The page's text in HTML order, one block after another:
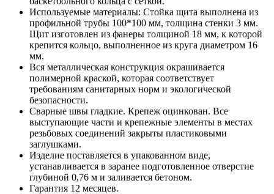
Используемые материалы: Стойка щита выполнена из
профильной трубы 100*100 мм, толщина стенки 3 мм.
Щит изготовлен из фанеры толщиной 18 мм, к которой
крепится кольцо, выполненное из круга диаметром 16
мм.
Вся металлическая конструкция окрашивается
полимерной краской, которая соответствует
требованиям санитарных норм и экологической
безопасности.
Сварные швы гладкие. Крепеж оцинкован. Все
выступающие части и крепежные элементы в местах
резьбовых соединений закрыты пластиковыми
заглушками.
Изделие поставляется в упакованном виде,
устанавливается в заранее подготовленное отверстие
глубиной 0,76 м и заливается бетоном.
Гарантия 12 месяцев.